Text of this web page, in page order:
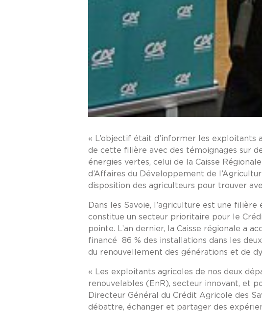
« L’objectif était d’informer les exploitants
de cette filière avec des témoignages sur
énergies vertes, celui de la Caisse
d’Affaires du Développement de
disposition des agriculteurs pour trouver
Dans les Savoie, l’agriculture est une
constitue un secteur prioritaire pour le
pointe. L’an dernier, la Caisse régionale a
financé 86 % des installations dans les
du renouvellement des générations et de
« Les exploitants agricoles de nos deux
renouvelables (EnR), secteur innovant, et
Directeur Général du Crédit Agricole des
débattre, échanger et partager des